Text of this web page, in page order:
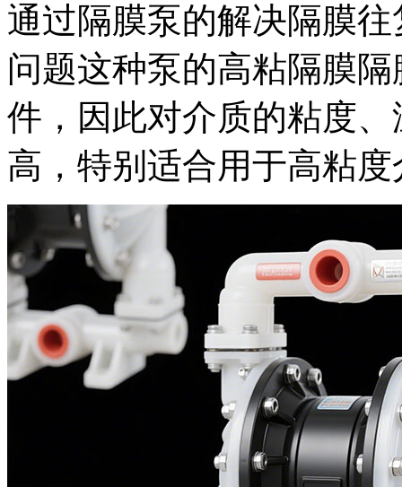
通过隔膜泵的解决隔膜
问题这种泵的高粘隔膜
件，因此对介质的粘度
高，特别适合用于高粘